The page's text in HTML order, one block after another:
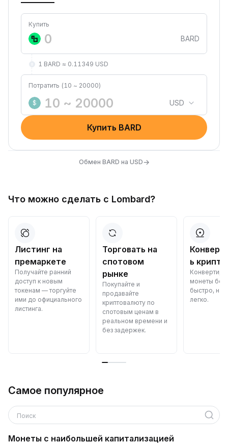
Купить
BARD
1 BARD ≈ 0.11349 USD
Потратить (10 ~ 20000)
$ USD
Купить BARD
Обмен BARD на USD→
Что можно сделать с Lombard?
Листинг на
премаркете
Получайте ранний
доступ к новым
токенам — торгуйте
ими до официального
листинга.
Торговать на
спотовом
рынке
Покупайте и
продавайте
криптовалюту по
спотовым ценам в
реальном времени и
без задержек.
ь
монеты
быстро,
легко.
Самое популярное
Поиск
Монеты с наибольшей капитализацией